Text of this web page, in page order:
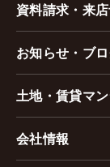
資料請求・来
お知らせ・ブ
土地・賃貸マ
会社情報